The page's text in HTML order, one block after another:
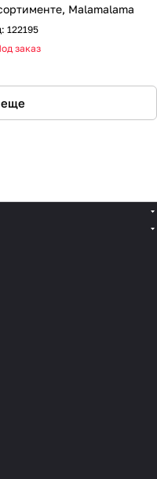
Malamalama
122195
заказ
еще